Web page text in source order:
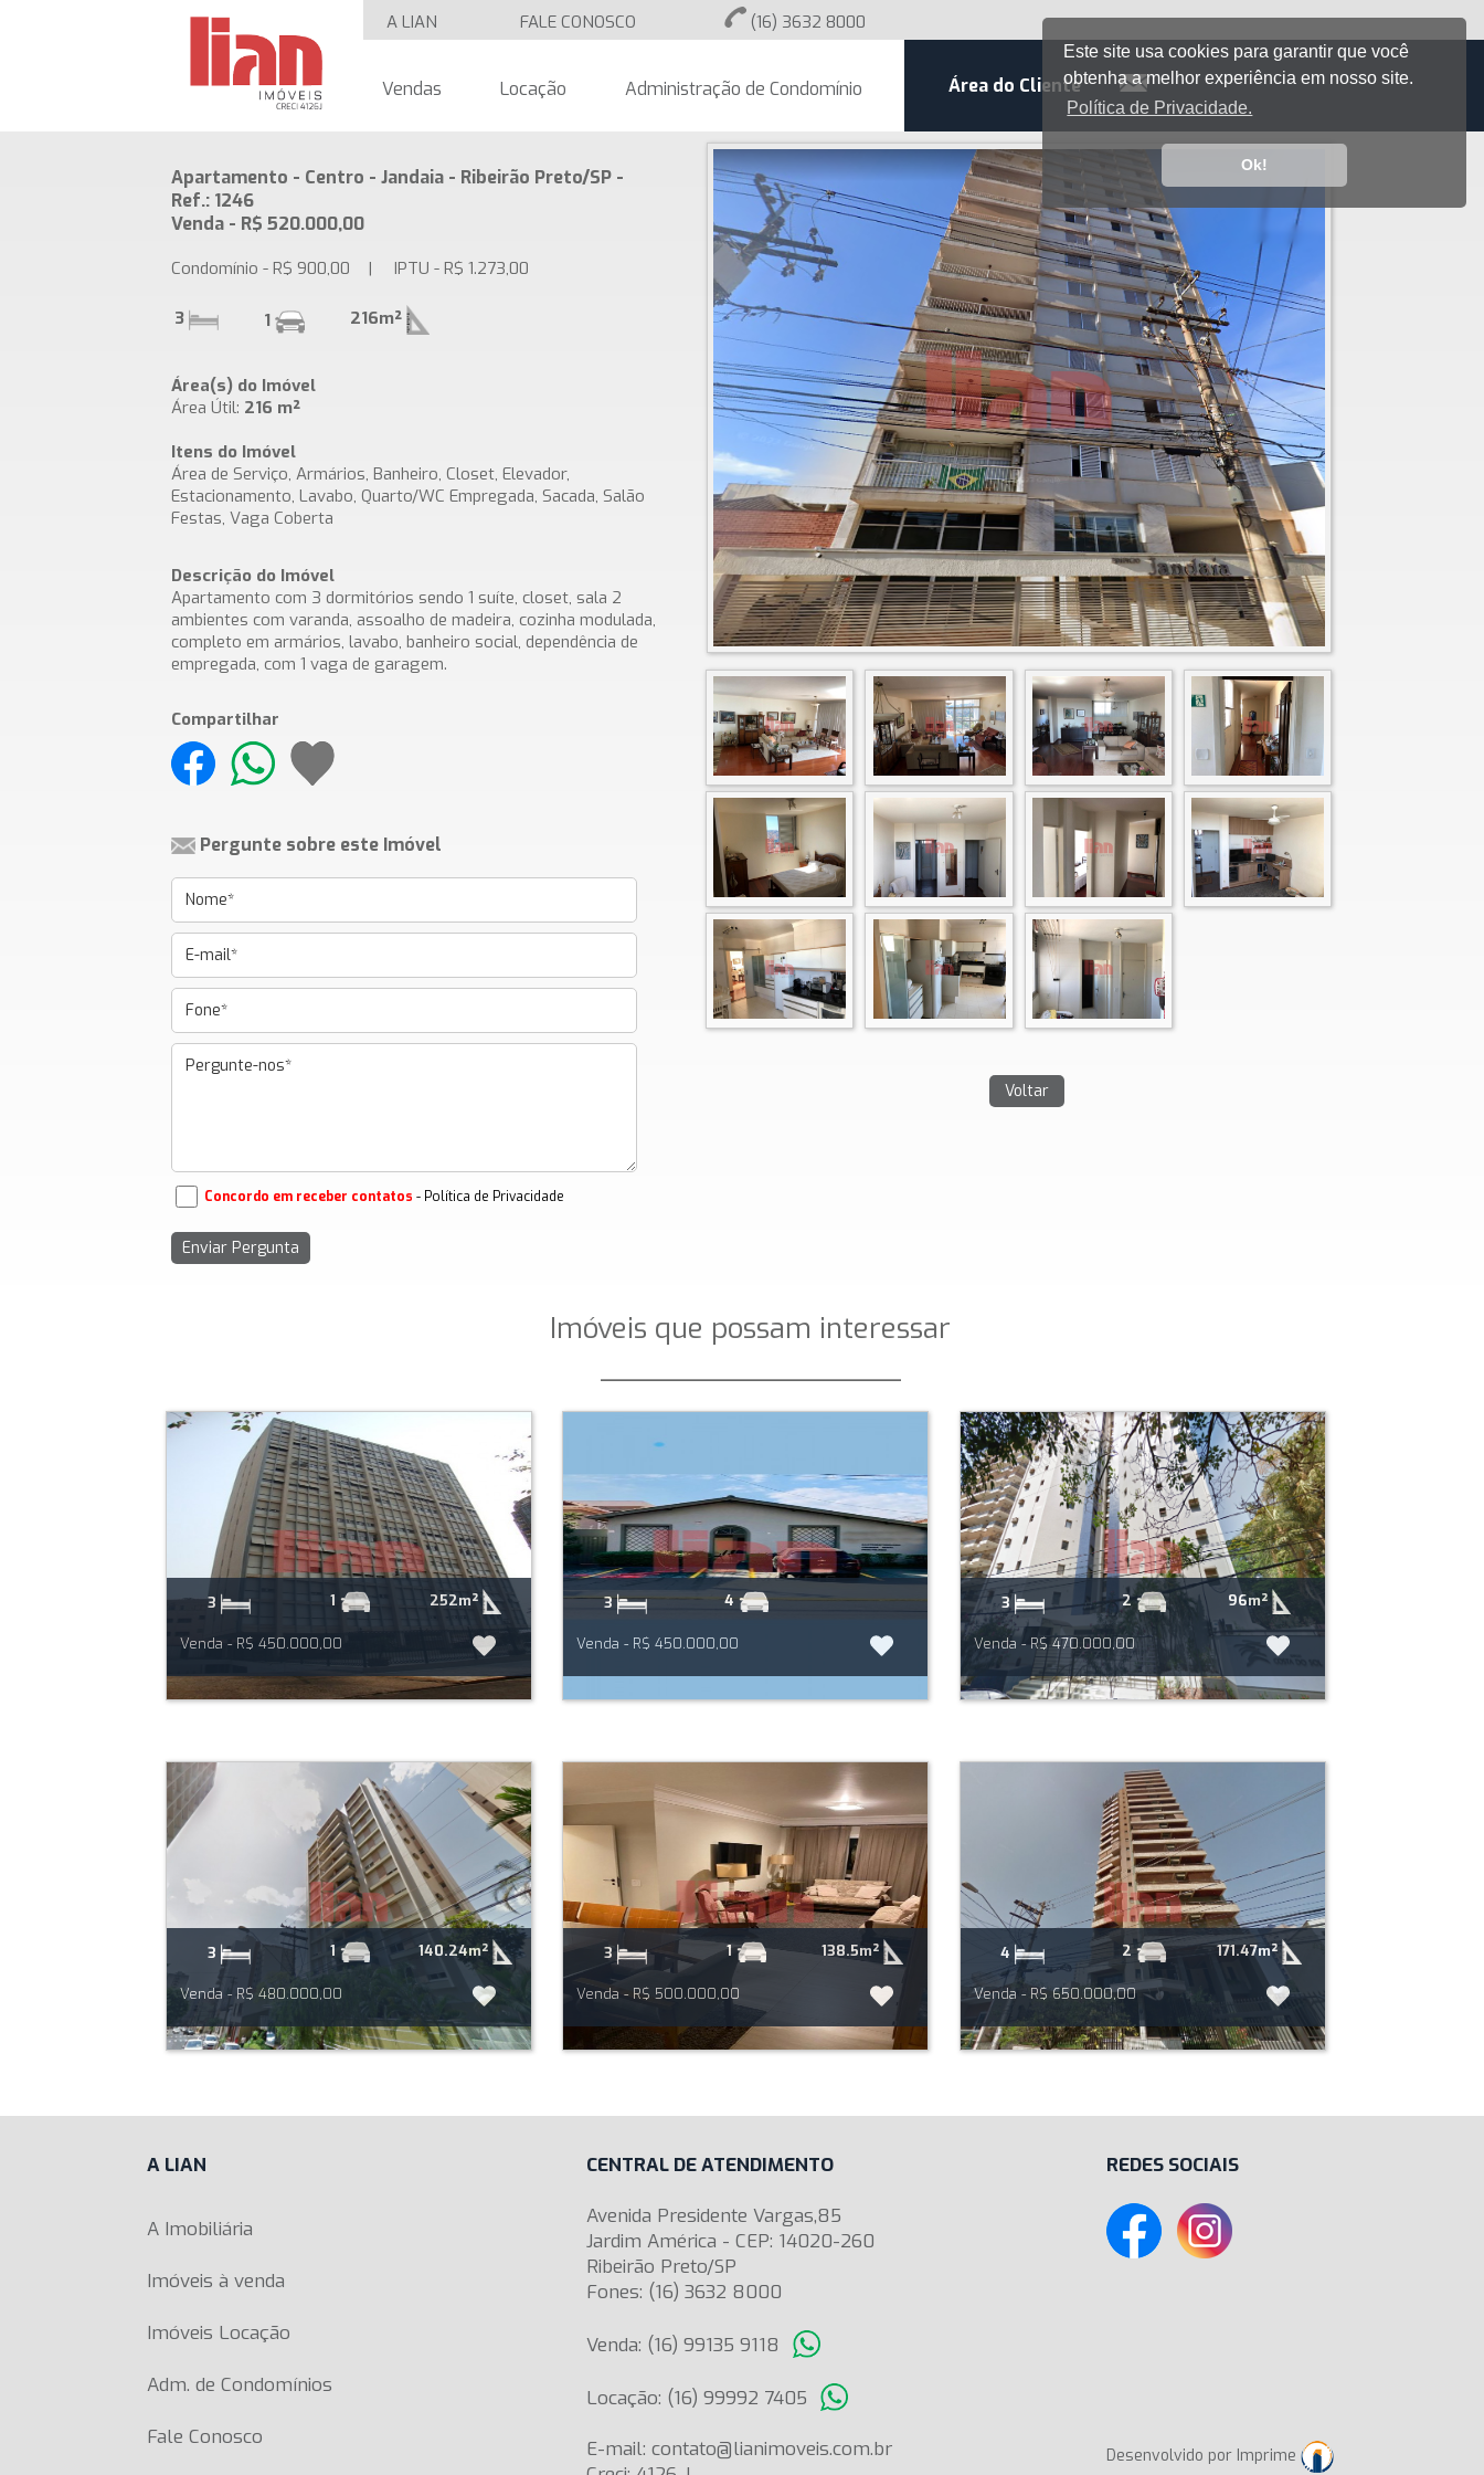
Este site usa cookies para garantir que você
obtenha a melhor experiência em nosso site.
Política de Privacidade.
Ok!
A LIAN FALE CONOSCO (16) 3632 8000
Área do Cliente
Vendas Locação Administração de Condomínio
Apartamento - Centro - Jandaia - Ribeirão Preto/SP -
Ref.: 1246
Venda - R$ 520.000,00
Condomínio - R$ 900,00 | IPTU - R$ 1.273,00
3 1 216m²
Área(s) do Imóvel
Área Útil: 216 m²
Itens do Imóvel
Área de Serviço, Armários, Banheiro, Closet, Elevador,
Estacionamento, Lavabo, Quarto/WC Empregada, Sacada, Salão
Festas, Vaga Coberta
Descrição do Imóvel
Apartamento com 3 dormitórios sendo 1 suíte, closet, sala 2
ambientes com varanda, assoalho de madeira, cozinha modulada,
completo em armários, lavabo, banheiro social, dependência de
empregada, com 1 vaga de garagem.
Compartilhar
Pergunte sobre este Imóvel
Concordo em receber contatos - Política de Privacidade
Imóveis que possam interessar
3 1 252m²
Venda - R$ 450.000,00
3 4
Venda - R$ 450.000,00
3 2 96m²
Venda - R$ 470.000,00
3 1 140.24m²
Venda - R$ 480.000,00
3 1 138.5m²
Venda - R$ 500.000,00
4 2 171.47m²
Venda - R$ 650.000,00
A LIAN
A Imobiliária
Imóveis à venda
Imóveis Locação
Adm. de Condomínios
Fale Conosco
CENTRAL DE ATENDIMENTO
Avenida Presidente Vargas,85
Jardim América - CEP: 14020-260
Ribeirão Preto/SP
Fones: (16) 3632 8000
Venda: (16) 99135 9118
Locação: (16) 99992 7405
E-mail: contato@lianimoveis.com.br
REDES SOCIAIS
Desenvolvido por Imprime